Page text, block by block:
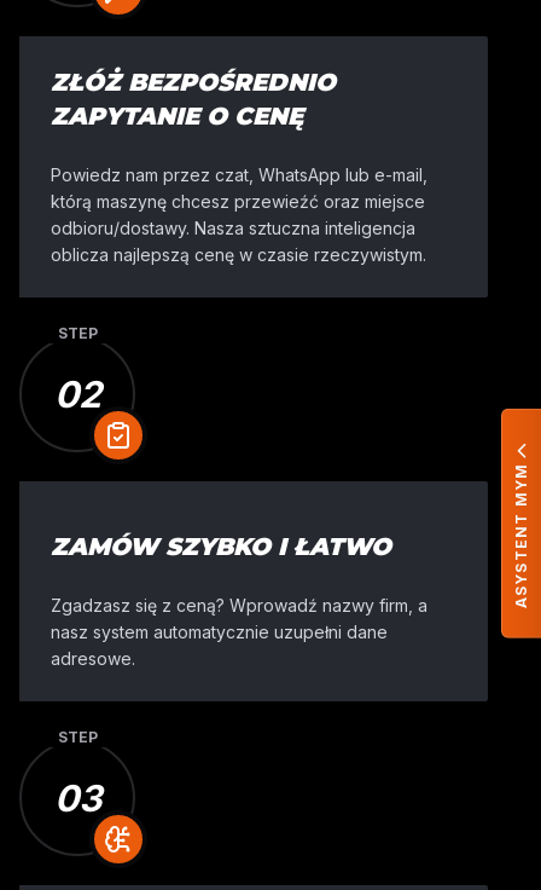
TAK DZIAŁA NASZA PLATFORMA LOGISTYCZNA
TRANSPORT WÓZKÓW
WIDŁOWYCH
ZŁÓŻ BEZPOŚREDNIO
ZAPYTANIE O CENĘ
Powiedz nam przez czat, WhatsApp lub e-mail,
którą maszynę chcesz przewieźć oraz miejsce
odbioru/dostawy. Nasza sztuczna inteligencja
oblicza najlepszą cenę w czasie rzeczywistym.
STEP
02
ZAMÓW SZYBKO I ŁATWO
Zgadzasz się z ceną? Wprowadź nazwy firm, a
nasz system automatycznie uzupełni dane
adresowe.
STEP
03
ASYSTENT MYM